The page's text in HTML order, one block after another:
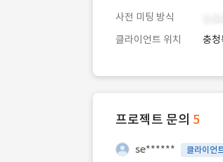
사전 미팅 방식
클라이언트 위치
충
프로젝트 문의 5
se****** 클라이언